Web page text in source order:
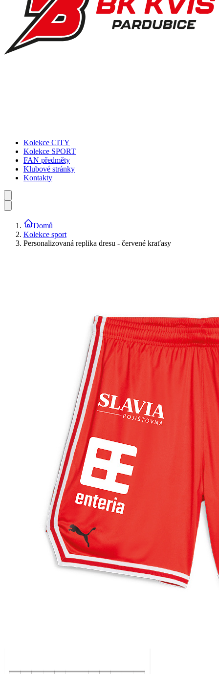
Kolekce CITY
Kolekce SPORT
FAN předměty
Klubové stránky
Kontakty
Domů
Kolekce sport
Personalizovaná replika dresu - červené kraťasy